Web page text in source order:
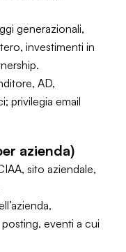
generazionali,
investimenti in
AD,
privilegia email
azienda)
sito aziendale,
eventi a cui